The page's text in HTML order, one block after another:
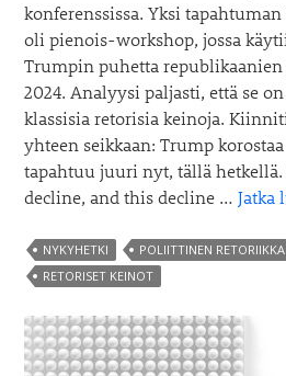
konferenssissa. Yksi
oli pienois-workshop, jossa
Trumpin puhetta republikaanien
2024. Analyysi paljasti, että se
klassisia retorisia keinoja.
yhteen seikkaan: Trump
tapahtuu juuri nyt, tällä hetkellä.
decline, and this decline …Jatka
NYKYHETKI POLIITTINEN RETORIIKKA
RETORISET KEINOT